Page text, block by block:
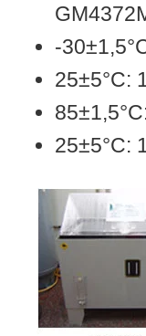
-
25±5°C:
25±5°C: